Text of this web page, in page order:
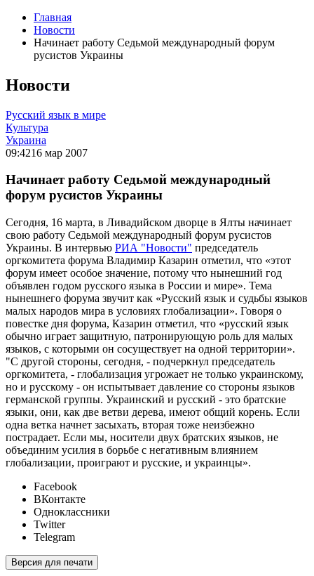
Главная
Новости
Начинает работу Седьмой международный форум
русистов Украины
Новости
Русский язык в мире
Культура
Украина
09:4216 мар 2007
Начинает работу Седьмой международный
форум русистов Украины
Сегодня, 16 марта, в Ливадийском дворце в Ялты начинает
свою работу Седьмой международный форум русистов
Украины. В интервью РИА "Новости" председатель
оргкомитета форума Владимир Казарин отметил, что «этот
форум имеет особое значение, потому что нынешний год
объявлен годом русского языка в России и мире». Тема
нынешнего форума звучит как «Русский язык и судьбы языков
малых народов мира в условиях глобализации». Говоря о
повестке дня форума, Казарин отметил, что «русский язык
обычно играет защитную, патронирующую роль для малых
языков, с которыми он сосуществует на одной территории».
"С другой стороны, сегодня, - подчеркнул председатель
оргкомитета, - глобализация угрожает не только украинскому,
но и русскому - он испытывает давление со стороны языков
германской группы. Украинский и русский - это братские
языки, они, как две ветви дерева, имеют общий корень. Если
одна ветка начнет засыхать, вторая тоже неизбежно
пострадает. Если мы, носители двух братских языков, не
объединим усилия в борьбе с негативным влиянием
глобализации, проиграют и русские, и украинцы».
Facebook
ВКонтакте
Одноклассники
Twitter
Telegram
Версия для печати